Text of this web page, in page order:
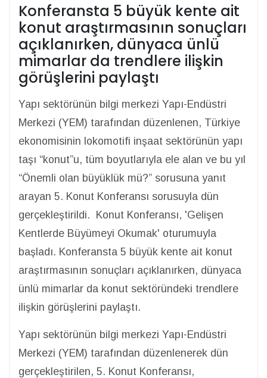
Konferansta 5 büyük kente ait
konut araştırmasının sonuçları
açıklanırken, dünyaca ünlü
mimarlar da trendlere ilişkin
görüşlerini paylaştı
Yapı sektörünün bilgi merkezi Yapı-Endüstri
Merkezi (YEM) tarafından düzenlenen, Türkiye
ekonomisinin lokomotifi inşaat sektörünün yapı
taşı “konut”u, tüm boyutlarıyla ele alan ve bu yıl
“Önemli olan büyüklük mü?” sorusuna yanıt
arayan 5. Konut Konferansı sorusuyla dün
gerçekleştirildi. Konut Konferansı, 'Gelişen
Kentlerde Büyümeyi Okumak' oturumuyla
başladı. Konferansta 5 büyük kente ait konut
araştırmasının sonuçları açıklanırken, dünyaca
ünlü mimarlar da konut sektöründeki trendlere
ilişkin görüşlerini paylaştı.
Yapı sektörünün bilgi merkezi Yapı-Endüstri
Merkezi (YEM) tarafından düzenlenerek dün
gerçekleştirilen, 5. Konut Konferansı,